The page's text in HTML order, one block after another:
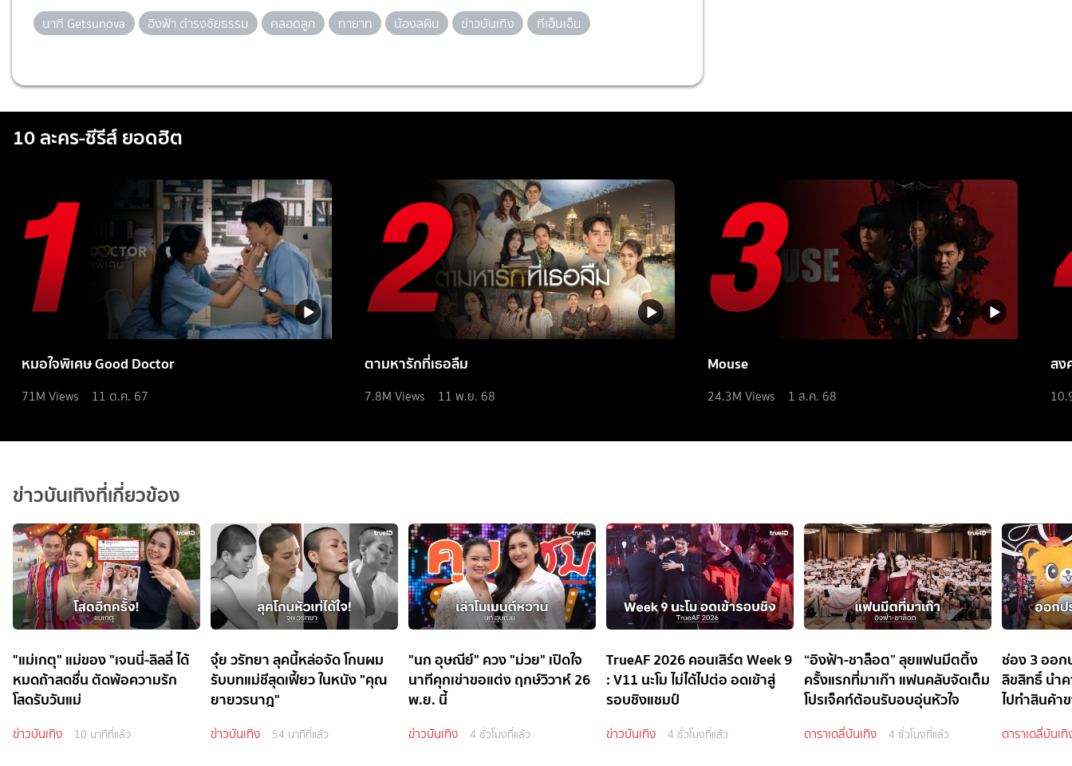
นาฑี Getsunova อิงฟ้า ดำรงชัยธรรม คลอดลูก ทายาท น้องลฬิน ข่าวบันเทิง ทีเอ็นเอ็น
10 ละคร-ซีรีส์ ยอดฮิต
หมอใจพิเศษ Good Doctor
71M Views 11 ต.ค. 67
ตามหารักที่เธอลืม
7.8M Views 11 พ.ย. 68
Mouse
24.3M Views 1 ส.ค. 68
สง
ข่าวบันเทิงที่เกี่ยวข้อง
"แม่เกตุ" แม่ของ "เจนนี่-ลิลลี่ ได้
หมดถ้าสดชื่น ตัดพ้อความรัก
โสดรับวันแม่
ข่าวบันเทิง 10 นาทีที่แล้ว
จุ๋ย วรัทยา ลุคนี้หล่อจัด โกนผม
รับบทแม่ชีสุดเฟี้ยว ในหนัง "คุณ
ยายวรนาฎ"
ข่าวบันเทิง 54 นาทีที่แล้ว
"นก อุษณีย์" ควง "ม่วย" เปิดใจ
นาทีคุกเข่าขอแต่ง ฤกษ์วิวาห์ 26
พ.ย. นี้
ข่าวบันเทิง 4 ชั่วโมงที่แล้ว
TrueAF 2026 คอนเสิร์ต Week 9
: V11 นะโม ไม่ได้ไปต่อ อดเข้าสู่
รอบชิงแชมป์
ข่าวบันเทิง 4 ชั่วโมงที่แล้ว
“อิงฟ้า-ชาล็อต” ลุยแฟนมีตติ้ง
ครั้งแรกที่มาเก๊า แฟนคลับจัดเต็ม
โปรเจ็คท์ต้อนรับอบอุ่นหัวใจ
ดาราเดลี่บันเทิง 4 ชั่วโมงที่แล้ว
ช่อง 3 ออก
ลิขสิทธิ์ นำค
ไปทำสินค้า
ดาราเดลี่บันเทิ